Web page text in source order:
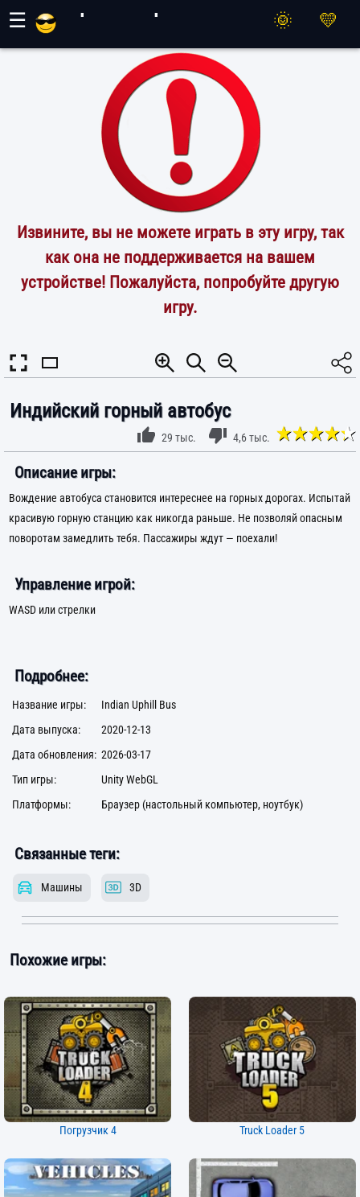
☰
Извините, вы не можете играть в эту игру, так
как она не поддерживается на вашем
устройстве! Пожалуйста, попробуйте другую
игру.
Индийский горный автобус
29 тыс. 4,6 тыс.
Описание игры:
Вождение автобуса становится интереснее на горных дорогах. Испытай
красивую горную станцию как никогда раньше. Не позволяй опасным
поворотам замедлить тебя. Пассажиры ждут — поехали!
Управление игрой:
WASD или стрелки
Подробнее:
Название игры:
Indian Uphill Bus
Дата выпуска:
2020-12-13
Дата обновления: 2026-03-17
Тип игры:
Unity WebGL
Платформы:
Браузер (настольный компьютер, ноутбук)
Связанные теги:
Машины 3D
Похожие игры:
Погрузчик 4 Truck Loader 5